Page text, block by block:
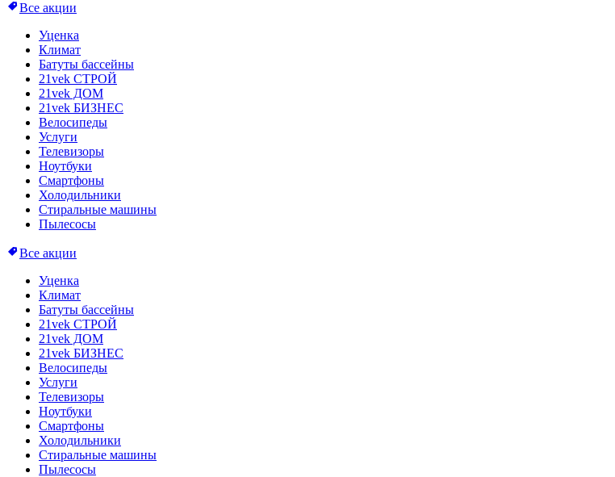
Все акции
Уценка
Климат
Батуты бассейны
21vek СТРОЙ
21vek ДОМ
21vek БИЗНЕС
Велосипеды
Услуги
Телевизоры
Ноутбуки
Смартфоны
Холодильники
Стиральные машины
Пылесосы
Все акции
Уценка
Климат
Батуты бассейны
21vek СТРОЙ
21vek ДОМ
21vek БИЗНЕС
Велосипеды
Услуги
Телевизоры
Ноутбуки
Смартфоны
Холодильники
Стиральные машины
Пылесосы